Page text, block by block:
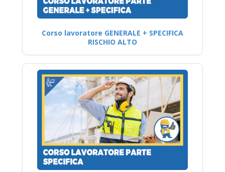
Corso lavoratore GENERALE + SPECIFICA
RISCHIO ALTO